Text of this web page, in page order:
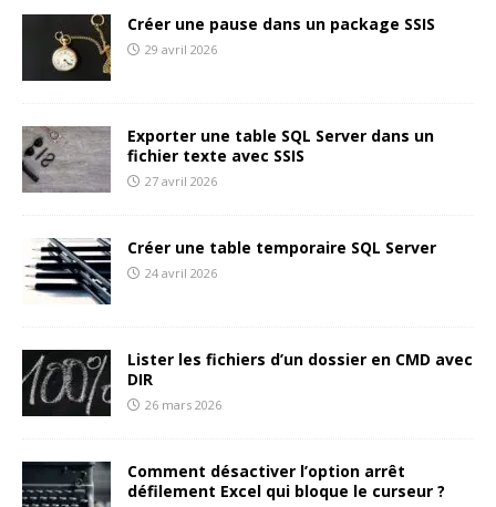
Créer une pause dans un package SSIS
29 avril 2026
Exporter une table SQL Server dans un
fichier texte avec SSIS
27 avril 2026
Créer une table temporaire SQL Server
24 avril 2026
Lister les fichiers d’un dossier en CMD avec
DIR
26 mars 2026
Comment désactiver l’option arrêt
défilement Excel qui bloque le curseur ?